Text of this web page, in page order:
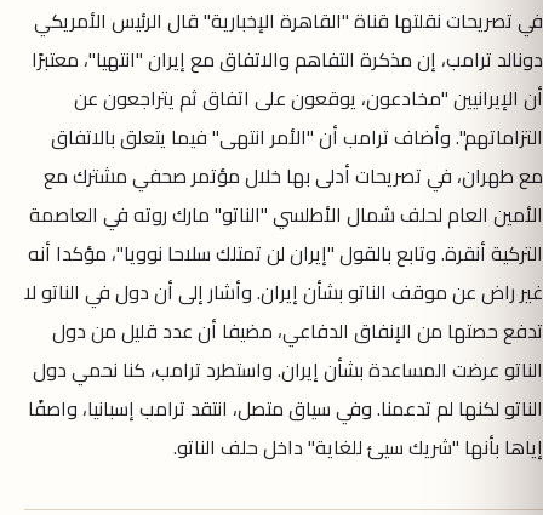
في تصريحات نقلتها قناة "القاهرة الإخبارية" قال الرئيس الأمريكي
دونالد ترامب، إن مذكرة التفاهم والاتفاق مع إيران "انتهيا"، معتبرًا
أن الإيرانيين "مخادعون، يوقعون على اتفاق ثم يتراجعون عن
التزاماتهم". وأضاف ترامب أن "الأمر انتهى" فيما يتعلق بالاتفاق
مع طهران، في تصريحات أدلى بها خلال مؤتمر صحفي مشترك مع
الأمين العام لحلف شمال الأطلسي "الناتو" مارك روته في العاصمة
التركية أنقرة. وتابع بالقول "إيران لن تمتلك سلاحا نوويا"، مؤكدا أنه
غير راض عن موقف الناتو بشأن إيران. وأشار إلى أن دول في الناتو لا
تدفع حصتها من الإنفاق الدفاعي، مضيفا أن عدد قليل من دول
الناتو عرضت المساعدة بشأن إيران. واستطرد ترامب، كنا نحمي دول
الناتو لكنها لم تدعمنا. وفي سياق متصل، انتقد ترامب إسبانيا، واصفًا
إياها بأنها "شريك سيئ للغاية" داخل حلف الناتو.